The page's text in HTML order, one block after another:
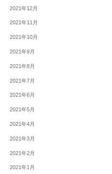
2021年12月
2021年11月
2021年10月
2021年9月
2021年8月
2021年7月
2021年6月
2021年5月
2021年4月
2021年3月
2021年2月
2021年1月